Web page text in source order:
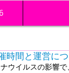
時間と運営に
ウイルスの影響